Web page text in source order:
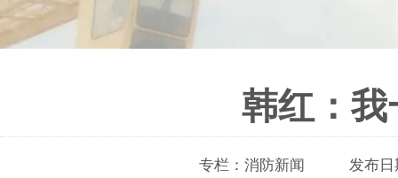
韩红：
专栏： 消防新闻 发布日